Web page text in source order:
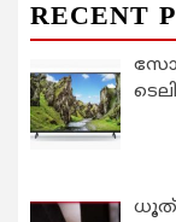
RECENT
ധൂത്